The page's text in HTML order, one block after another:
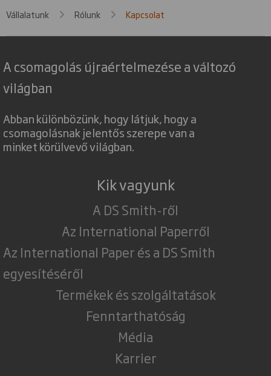
Vállalatunk Rólunk Kapcsolat
A csomagolás újraértelmezése a változó
világban
Abban különbözünk, hogy látjuk, hogy a
csomagolásnak jelentős szerepe van a
minket körülvevő világban.
Kik vagyunk
A DS Smith-ről
Az International Paperről
Az International Paper és a DS Smith
egyesítéséről
Termékek és szolgáltatások
Fenntarthatóság
Média
Karrier